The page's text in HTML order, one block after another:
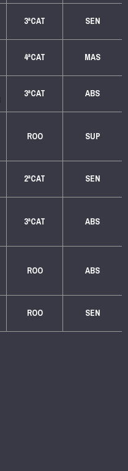
3ªCAT SEN
4ªCAT MAS
3ªCAT ABS
ROO SUP
2ªCAT SEN
3ªCAT ABS
ROO ABS
ROO SEN